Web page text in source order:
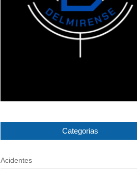
Categorias
Acidentes